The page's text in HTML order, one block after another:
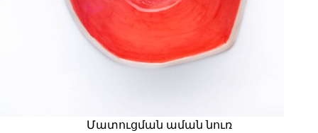
Մատուցման աման նուռ